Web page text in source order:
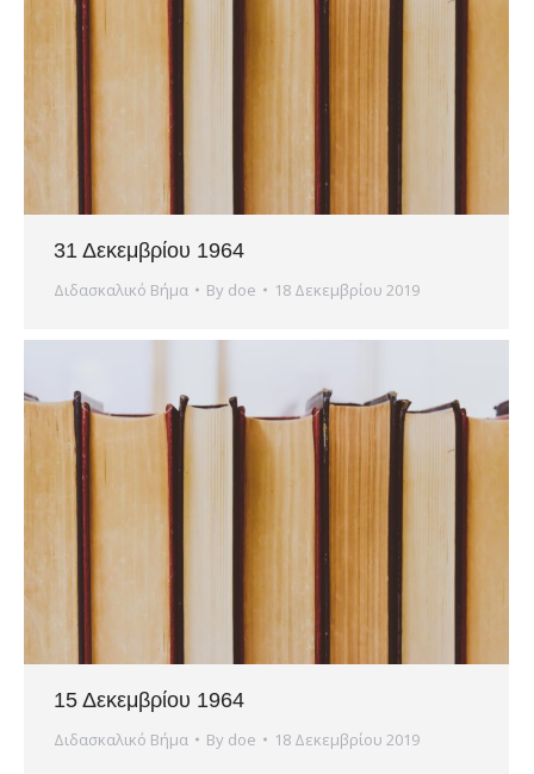
31 Δεκεμβρίου 1964
Διδασκαλικό Βήμα By doe 18 Δεκεμβρίου 2019
15 Δεκεμβρίου 1964
Διδασκαλικό Βήμα By doe 18 Δεκεμβρίου 2019